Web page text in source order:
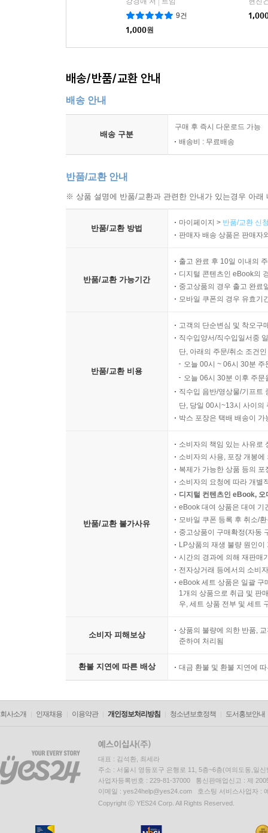
9건
1,000원
배송/반품/교환 안내
배송 안내
배송 구분
구매 후 즉시 다운로드 가능
배송비 : 무료배송
반품/교환 안내
※ 상품 설명에 반품/교환과 관련한 안내가 있는경우 아
반품/교환 방법
마이페이지 > 반품/교환 신
판매자 배송 상품은 판매자
반품/교환 가능기간
출고 완료 후 10일 이내의
디지털 콘텐츠인 eBook의
중고상품의 경우 출고 완료
모바일 쿠폰의 경우 유효기
반품/교환 비용
고객의 단순변심 및 착오구
직수입양서/직수입일서중
단, 아래의 주문/취소 조건
오늘 00시 ~ 06시 30분
오늘 06시 30분 이후 주
직수입 음반/영상물/기프트
단, 당일 00시~13시 사이의
박스 포장은 택배 배송이
반품/교환 불가사유
소비자의 책임 있는 사유로
소비자의 사용, 포장 개봉
복제가 가능한 상품 등의
소비자의 요청에 따라 개별
디지털 컨텐츠인 eBook,
eBook 대여 상품은 대여 기
모바일 쿠폰 등록 후 취소/
중고상품이 구매확정(자동
LP상품의 재생 불량 원인
시간의 경과에 의해 재판매
전자상거래 등에서의 소비
eBook 세트 상품은 일괄 구
1개의 상품으로 취급 및 판
우, 세트 상품 전부 및 세트
소비자 피해보상
상품의 불량에 의한 반품,
준하여 처리됨
환불 지연에 따른 배상 대금 환불 및 환불 지연에
회사소개 인재채용 이용약관 개인정보처리방침 청소년보호정책 도서홍보안내
대표 : 김석환, 최세라
주소 : 서울시 영등포구 은행로 11, 5층~6층(여의도동,일신
사업자등록번호 : 229-81-37000 통신판매업신고 : 제
이메일 : yes24help@yes24.com 호스팅 서비스사업자 :
Copyright ⓒ YES24 Corp. All Rights Reserved.